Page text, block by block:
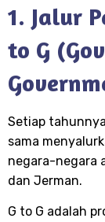
1. Jalur
to G
Setiap
sama
negara-negara
dan Jerman.
G to G adalah